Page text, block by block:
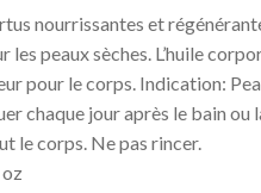
nourrissantes et
peaux sèches. L’huile
pour le corps. Indication:
chaque jour après le bain ou
le corps. Ne pas rincer.